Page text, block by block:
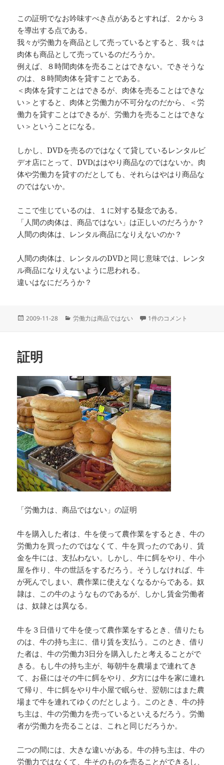
この証明でなお吟味すべき点があるとすれば、２から３
を導出する点である。
我々が労働力を商品として売っているとすると、我々は
肉体も商品として売っているのだろうか。
例えば、８時間肉体を売ることはできない。できそうな
のは、８時間肉体を貸すことである。
＜肉体を貸すことはできるが、肉体を売ることはできな
い＞とすると、肉体と労働力が不可分なのだから、＜労
働力を貸すことはできるが、労働力を売ることはできな
い＞ということになる。
しかし、DVDを売るのではなくて貸しているレンタルビ
デオ店にとって、DVDははやり商品なのではないか。肉
体や労働力を貸すのだとしても、それらはやはり商品な
のではないか。
ここで生じているのは、１に対する疑念である。
「人間の肉体は、商品ではない」は正しいのだろうか？
人間の肉体は、レンタル商品になりえないのか？
人間の肉体は、レンタルのDVDと同じ意味では、レンタ
ル商品になりえないように思われる。
違いはなにだろうか？
投
2009-11-28
カ
労働力は商品ではない 証明の検討 への
1件のコメント
証明
「労働力は、商品ではない」の証明
牛を購入した者は、牛を使って農作業をするとき、牛の
労働力を買ったのではなくて、牛を買ったのであり、賃
金を牛には、支払わない。しかし、牛に餌をやり、牛小
屋を作り、牛の世話をするだろう。そうしなければ、牛
が死んでしまい、農作業に使えなくなるからである。奴
隷は、この牛のようなものであるが、しかし賃金労働者
は、奴隷とは異なる。
牛を３日借りて牛を使って農作業をするとき、借りたも
のは、牛の持ち主に、借り賃を支払う。このとき、借り
た者は、牛の労働力3日分を購入したと考えることがで
きる。もし牛の持ち主が、毎朝牛を農場まで連れてき
て、お昼にはその牛に餌をやり、夕方には牛を家に連れ
て帰り、牛に餌をやり牛小屋で眠らせ、翌朝にはまた農
場まで牛を連れてゆくのだとしよう。このとき、牛の持
ち主は、牛の労働力を売っているといえるだろう。労働
者が労働力を売ることは、これと同じだろうか。
二つの間には、大きな違いがある。牛の持ち主は、牛の
労働力ではなくて、牛そのものを売ることができるし、